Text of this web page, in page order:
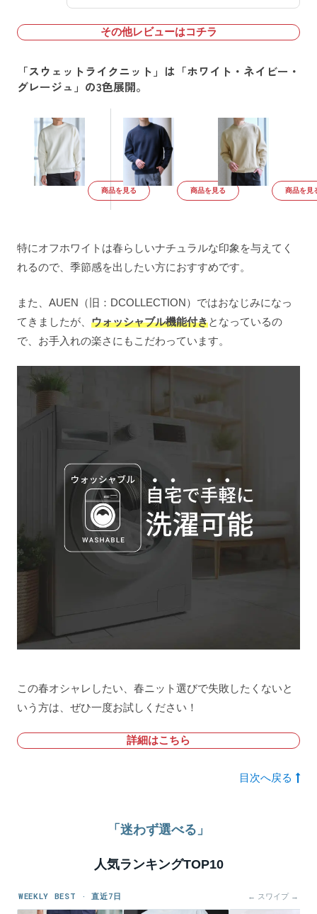
その他レビューはコチラ
「スウェットライクニット」は「ホワイト・ネイビー・
グレージュ」の3色展開。
商品を見る 商品を見る 商品を見
特にオフホワイトは春らしいナチュラルな印象を与えてく
れるので、季節感を出したい方におすすめです。
また、AUEN（旧：DCOLLECTION）ではおなじみになっ
てきましたが、 ウォッシャブル機能付きとなっているの
で、お手入れの楽さにもこだわっています。
この春オシャレしたい、春ニット選びで失敗したくないと
いう方は、ぜひ一度お試しください！
詳細はこちら
目次へ戻る
「迷わず選べる」
人気ランキングTOP10
WEEKLY BEST · 直近7日 ← スワイプ →